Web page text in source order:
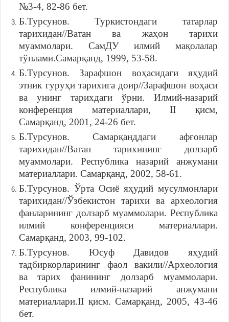
№3-4, 82-86 бет.
Б.Турсунов. Туркистондаги татарлар
тарихидан//Ватан ва жаҳон тарихи
муаммолари. СамДУ илмий мақолалар
тўплами.Самарқанд, 1999, 53-58.
Б.Турсунов. Зарафшон воҳасидаги яҳудий
этник гуруҳи тарихига доир//Зарафшон воҳаси
ва унинг тарихдаги ўрни. Илмий-назарий
конференция материаллари, II қисм,
Самарқанд, 2001, 24-26 бет.
Б.Турсунов. Самарқанддаги афғонлар
тарихидан//Ватан тарихининг долзарб
муаммолари. Республика назарий анжумани
материаллари. Самарқанд, 2002, 58-61.
Б.Турсунов. Ўрта Осиё яҳудий мусулмонлари
тарихидан//Ўзбекистон тарихи ва археология
фанларининг долзарб муаммолари. Республика
илмий конференцияси материаллари.
Самарқанд, 2003, 99-102.
Б.Турсунов. Юсуф Давидов яҳудий
тадбиркорларининг фаол вакили//Археология
ва тарих фанининг долзарб муаммолари.
Республика илмий-назарий анжумани
материаллари.II қисм. Самарқанд, 2005, 43-46
бет.